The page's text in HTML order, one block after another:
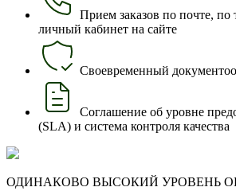
Прием заказов по почте, по
личный кабинет на сайте
Своевременный
Соглашение об уровне
(SLA) и система контроля качества
ОДИНАКОВО ВЫСОКИЙ УРОВЕНЬ